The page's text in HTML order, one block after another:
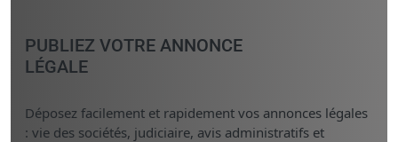
PUBLIEZ VOTRE ANNONCE
LÉGALE
Déposez facilement et rapidement vos annonces légales
: vie des sociétés, judiciaire, avis administratifs et